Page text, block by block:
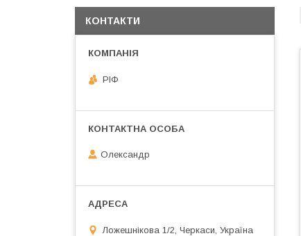
КОНТАКТИ
РІФ
Олександр
Ложешнікова 1/2, Черкаси, Україна